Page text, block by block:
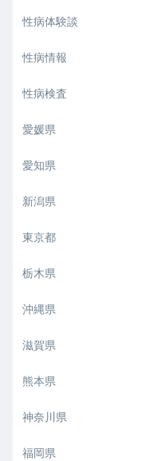
性病体験談
性病情報
性病検査
愛媛県
愛知県
新潟県
東京都
栃木県
沖縄県
滋賀県
熊本県
神奈川県
福岡県